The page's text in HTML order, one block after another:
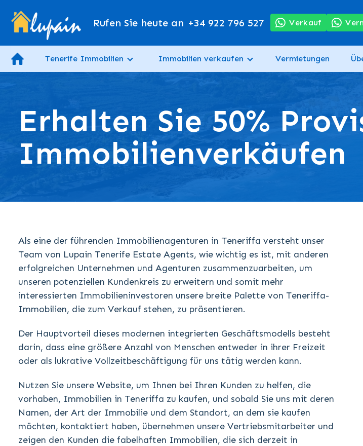
Rufen Sie heute an +34 922 796 527 Verkauf
Tenerife Immobilien Immobilien verkaufen Vermietungen
Erhalten Sie 50%
Immobilienverkäufen
Als eine der führenden Immobilienagenturen in Teneriffa versteht unser
Team von Lupain Tenerife Estate Agents, wie wichtig es ist, mit anderen
erfolgreichen Unternehmen und Agenturen zusammenzuarbeiten, um
unseren potenziellen Kundenkreis zu erweitern und somit mehr
interessierten Immobilieninvestoren unsere breite Palette von Teneriffa-
Immobilien, die zum Verkauf stehen, zu präsentieren.
Der Hauptvorteil dieses modernen integrierten Geschäftsmodells besteht
darin, dass eine größere Anzahl von Menschen entweder in ihrer Freizeit
oder als lukrative Vollzeitbeschäftigung für uns tätig werden kann.
Nutzen Sie unsere Website, um Ihnen bei Ihren Kunden zu helfen, die
vorhaben, Immobilien in Teneriffa zu kaufen, und sobald Sie uns mit deren
Namen, der Art der Immobilie und dem Standort, an dem sie kaufen
möchten, kontaktiert haben, übernehmen unsere Vertriebsmitarbeiter und
zeigen den Kunden die fabelhaften Immobilien, die sich derzeit in